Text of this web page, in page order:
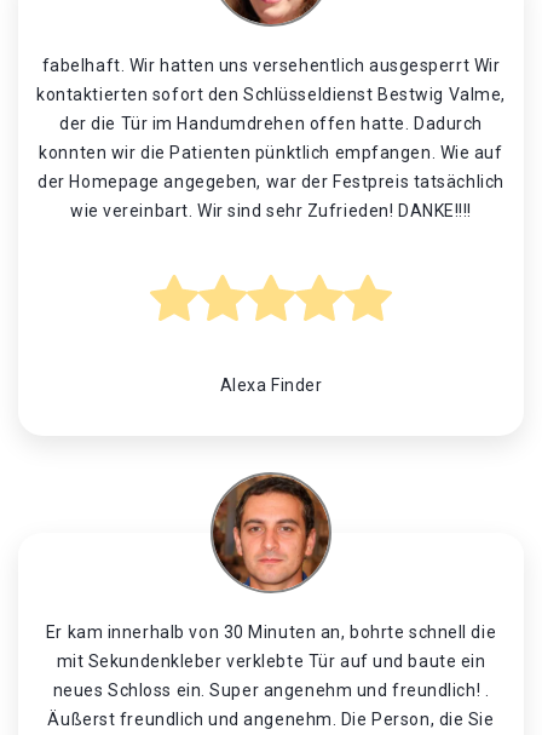
fabelhaft. Wir hatten uns versehentlich ausgesperrt Wir
kontaktierten sofort den Schlüsseldienst Bestwig Valme,
der die Tür im Handumdrehen offen hatte. Dadurch
konnten wir die Patienten pünktlich empfangen. Wie auf
der Homepage angegeben, war der Festpreis tatsächlich
wie vereinbart. Wir sind sehr Zufrieden! DANKE!!!!
Alexa Finder
Er kam innerhalb von 30 Minuten an, bohrte schnell die
mit Sekundenkleber verklebte Tür auf und baute ein
neues Schloss ein. Super angenehm und freundlich! .
Äußerst freundlich und angenehm. Die Person, die Sie